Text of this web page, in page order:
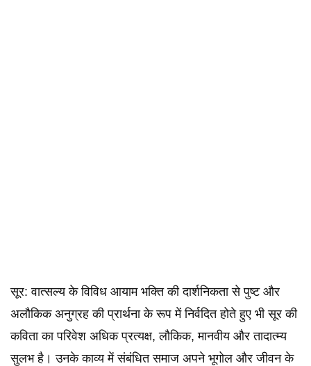
सूर: वात्सल्य के विविध आयाम भक्ति की दार्शनिकता से पुष्ट और
अलौकिक अनुग्रह की प्रार्थना के रूप में निर्वदित होते हुए भी सूर की
कविता का परिवेश अधिक प्रत्यक्ष, लौकिक, मानवीय और तादात्म्य
सुलभ है। उनके काव्य में संबंधित समाज अपने भूगोल और जीवन के